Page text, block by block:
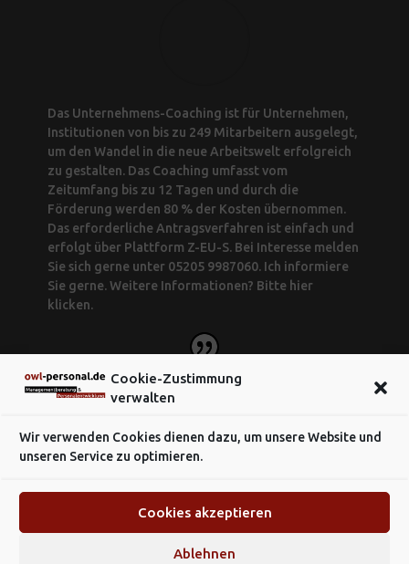
Cookie-Zustimmung
verwalten
Wir verwenden Cookies dienen dazu, um unsere Website und
unseren Service zu optimieren.
Cookies akzeptieren
Ablehnen
Das Unternehmens-Coaching ist für Unternehmen,
Institutionen von bis zu 249 Mitarbeitern ausgelegt,
um den Wandel in die neue Arbeitswelt erfolgreich
zu gestalten. Das Coaching umfasst vom
Zeitumfang bis zu 12 Tagen und durch die
Förderung werden 80 % der Kosten übernommen.
Das erforderliche Antragsverfahren ist einfach und
erfolgt über Plattform Z-EU-S. Bei Interesse melden
Sie sich gerne unter 05205 9987060. Ich informiere
Sie gerne. Weitere Informationen? Bitte hier
klicken.